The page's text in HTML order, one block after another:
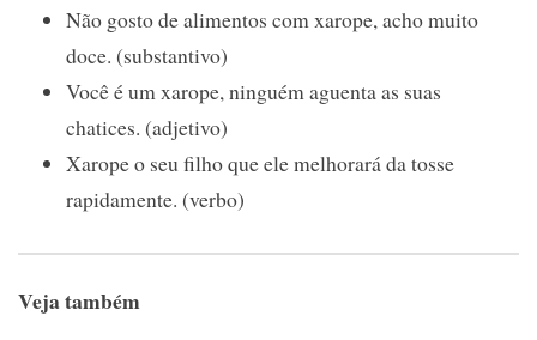
Não gosto de alimentos com xarope, acho muito
doce. (substantivo)
Você é um xarope, ninguém aguenta as suas
chatices. (adjetivo)
Xarope o seu filho que ele melhorará da tosse
rapidamente. (verbo)
Veja também